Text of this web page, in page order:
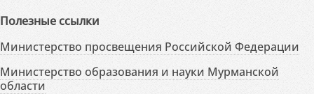
Полезные ссылки
Министерство просвещения Российской Федерации
Министерство образования и науки Мурманской
области